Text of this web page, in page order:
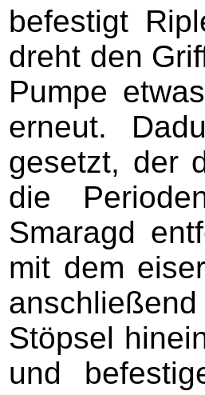
befestigt
dreht den
Pumpe
erneut.
gesetzt, der
die
Smaragd
mit dem
Stöpsel
und